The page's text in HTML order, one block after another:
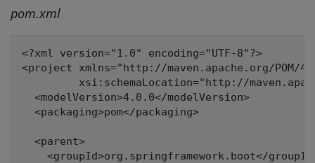
pom.xml
<?xml version="1.0" encoding="UTF-8"?>
<project xmlns="http://maven.apache.org/POM/
xsi:schemaLocation="http://
  <modelVersion>4.0.0</modelVersion>
  <packaging>pom</packaging>
  <parent>
<groupId>org.springframework.boot</